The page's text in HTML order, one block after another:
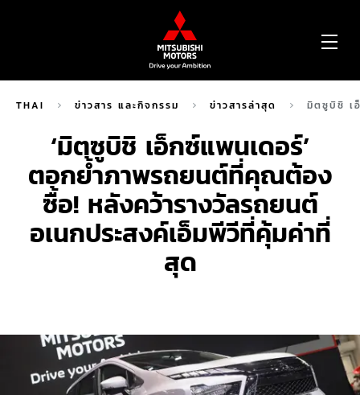
THAI ข่าวสาร และกิจกรรม ข่าวสารล่าสุด มิตซูบิชิ เ
‘มิตซูบิชิ เอ็กซ์แพนเดอร์’
ตอกย้ำภาพรถยนต์ที่คุณต้อง
ซื้อ! หลังคว้ารางวัลรถยนต์
อเนกประสงค์เอ็มพีวีที่คุ้มค่าที่
สุด